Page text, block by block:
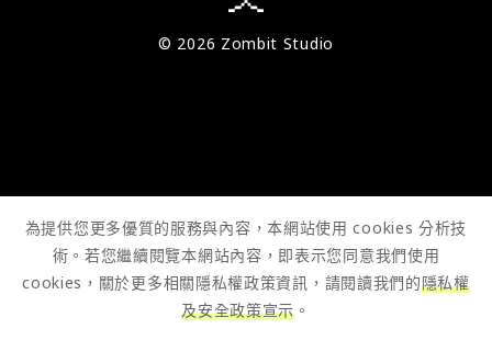
© 2026 Zombit Studio
為提供您更多優質的服務與內容，本網站使用 cookies 分析技
術。若您繼續閱覽本網站內容，即表示您同意我們使用
cookies，關於更多相關隱私權政策資訊，請閱讀我們的隱私權
及安全政策宣示 。